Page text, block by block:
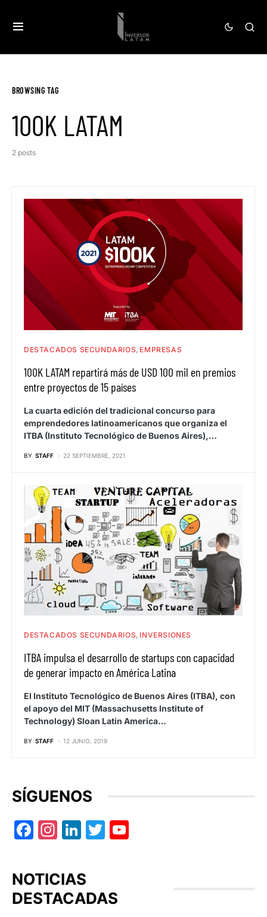
BROWSING TAG
100K LATAM
2 posts
DESTACADOS SECUNDARIOS EMPRESAS
100K LATAM repartirá más de USD 100 mil en premios
entre proyectos de 15 países
La cuarta edición del tradicional concurso para
emprendedores latinoamericanos que organiza el
ITBA (Instituto Tecnológico de Buenos Aires),…
BY STAFF 22 SEPTIEMBRE, 2021
DESTACADOS SECUNDARIOS INVERSIONES
ITBA impulsa el desarrollo de startups con capacidad
de generar impacto en América Latina
El Instituto Tecnológico de Buenos Aires (ITBA), con
el apoyo del MIT (Massachusetts Institute of
Technology) Sloan Latin America…
BY STAFF 12 JUNIO, 2019
SÍGUENOS
Facebook
Instagram
LinkedIn
Twitter
NOTICIAS
DESTACADAS